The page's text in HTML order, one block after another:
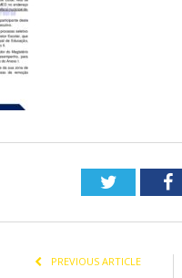
Twitter
PREVIOUS ARTICLE